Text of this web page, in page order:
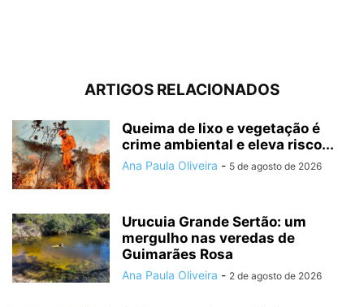
ARTIGOS RELACIONADOS
Queima de lixo e vegetação é
crime ambiental e eleva risco...
Ana Paula Oliveira - 5 de agosto de 2026
Urucuia Grande Sertão: um
mergulho nas veredas de
Guimarães Rosa
Ana Paula Oliveira - 2 de agosto de 2026